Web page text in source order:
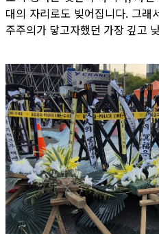
대의 자리로도 빚어집니다. 그
주주의가 닿고자했던 가장 깊고